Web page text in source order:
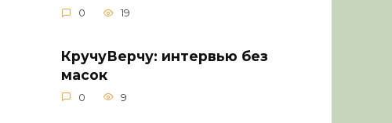
0 19
КручуВерчу: интервью без
масок
0 9